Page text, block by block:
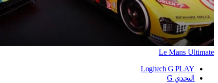
Le Mans Ultimate
Logitech G PLAY
التحدي G